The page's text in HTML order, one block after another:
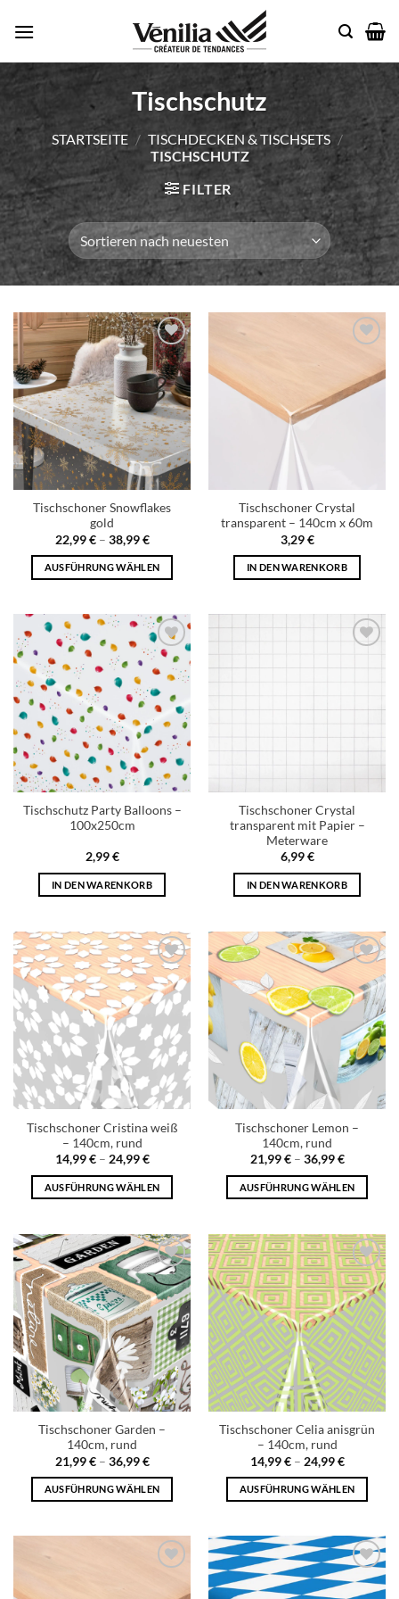
Inhalt
Tischschutz
STARTSEITE / TISCHDECKEN & TISCHSETS /
TISCHSCHUTZ
FILTER
Add to
wishlist
Tischschoner Snowflakes
gold
22,99€– 38,99€
AUSFÜHRUNG WÄHLEN
Tischschoner Crystal
transparent – 140cm x 60m
3,29€
IN DEN WARENKORB
Add to
wishlist
Tischschutz Party Balloons –
100x250cm
2,99€
IN DEN WARENKORB
Tischschoner Crystal
transparent mit Papier –
Meterware
6,99€
IN DEN WARENKORB
Add to
wishlist
Tischschoner Cristina weiß
– 140cm, rund
14,99€– 24,99€
AUSFÜHRUNG WÄHLEN
wishlist
Tischschoner Lemon –
140cm, rund
21,99€– 36,99€
AUSFÜHRUNG WÄHLEN
Add to
wishlist
Tischschoner Garden –
140cm, rund
21,99€– 36,99€
AUSFÜHRUNG WÄHLEN
Add to
wishlist
Tischschoner Celia anisgrün
– 140cm, rund
14,99€– 24,99€
AUSFÜHRUNG WÄHLEN
Add to
wishlist